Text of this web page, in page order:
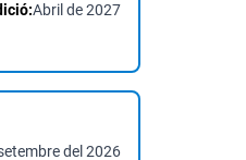
Abril de 2027
del 2026